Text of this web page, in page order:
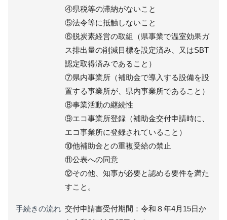
④県税等の滞納がないこと
⑤法令等に抵触しないこと
⑥脱炭素経営の取組（県事業で温室効果ガ
ス排出量の削減目標を設定済み、又はSBT
認定取得済みであること）
⑦県内事業所（補助金で導入する設備を設
置する事業所が、県内事業所であること）
⑧事業活動の継続性
⑨エコ事業所登録（補助金交付申請時に、
エコ事業所に登録されていること）
⑩他補助金との重複受給の禁止
⑪公表への同意
⑫その他、知事が必要と認める要件を満た
すこと。
手続きの流れ 交付申請書受付期間：令和８年4月15日か